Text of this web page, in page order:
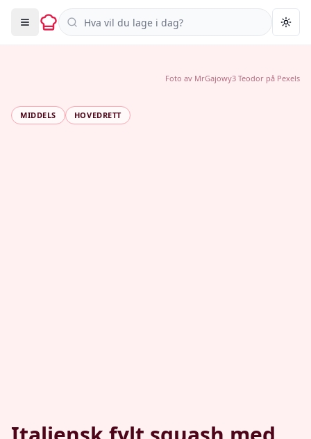
Søk i oppskrifter
MIDDELS HOVEDRETT
Foto av MrGajowy3 Teodor på Pexels